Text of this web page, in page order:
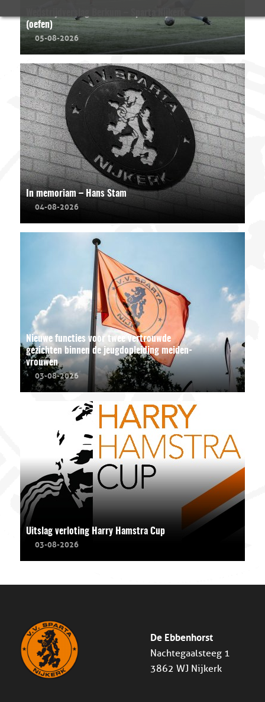
(oefen)
05-08-2026
In memoriam – Hans Stam
04-08-2026
Nieuwe functies voor twee vertrouwde
gezichten binnen de jeugdopleiding meiden-
vrouwen
03-08-2026
Uitslag verloting Harry Hamstra Cup
03-08-2026
De Ebbenhorst
Nachtegaalsteeg 1
3862 WJ Nijkerk